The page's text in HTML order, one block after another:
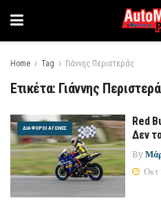
Home Tag Γιάννης Περιστεράς
Ετικέτα: Γιάννης
ΔΙΆΦΟΡΟΙ ΑΓΏΝΕΣ
Red
Δεν
By
Οκτ